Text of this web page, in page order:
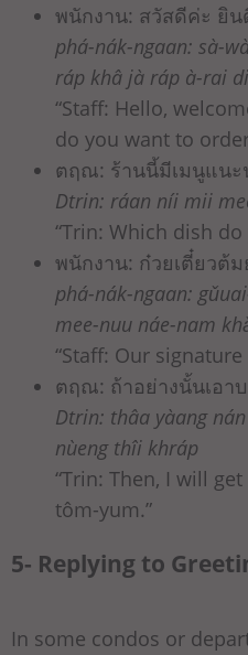
พนักงาน: สวัสดีค่ะ ยิ
phá-nák-ngaan: sà-
ráp khâ jà ráp à-rai
“Staff: Hello,
do you want to
ตฤณ: ร้านนี้มีเมนูแนะ
Dtrin: ráan níi mii
“Trin: Which dish
พนักงาน: ก๋วยเตี๋ยวต้ม
phá-nák-ngaan:
mee-nuu náe-nam
“Staff: Our
ตฤณ: ถ้าอย่างนั้นเอา
Dtrin: thâa yàang
nùeng thîi khráp
“Trin: Then, I will
tôm-yum.”
5- Replying to
In some condos or